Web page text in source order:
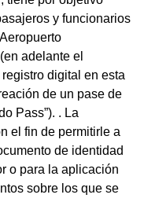
y funcionarios
adelante el
digital en esta
de un pase de
Pass”). . La
el fin de permitirle a
de identidad
o para la aplicación
sobre los que se